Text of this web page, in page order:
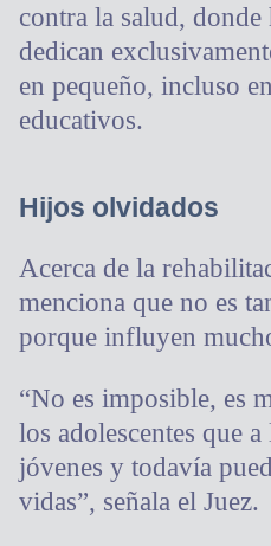
contra la salud, donde
dedican
en pequeño, incluso
educativos.
Hijos olvidados
Acerca de la
menciona que no es
porque influyen
“No es imposible, es
los adolescentes que
jóvenes y todavía
vidas”, señala el Juez.